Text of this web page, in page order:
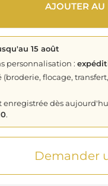
AJOUTER AU
15 août
personnalisation :
flocage,
enregistrée dès
.
Demander